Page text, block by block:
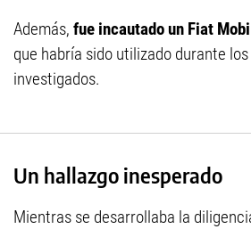
Además, fue incautado un Fiat
que habría sido utilizado durante
investigados.
Un hallazgo inesperado
Mientras se desarrollaba la